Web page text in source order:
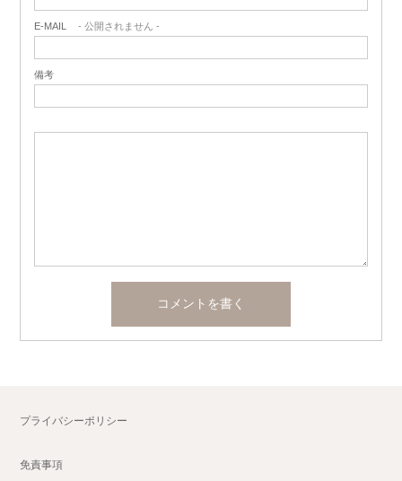
E-MAIL - 公開されません -
備考
プライバシーポリシー
免責事項